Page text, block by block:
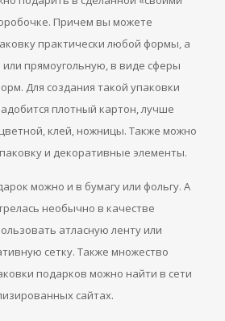
Причем вы можете
практически любой формы, а
прямоугольную, в виде сферы
Для создания такой упаковки
плотный картон, лучше
клей, ножницы. Также можно
и декоративные элементы.
можно и в бумагу или фольгу. А
необычно в качестве
атласную ленту или
сетку. Также множество
подарков можно найти в сети
сайтах.